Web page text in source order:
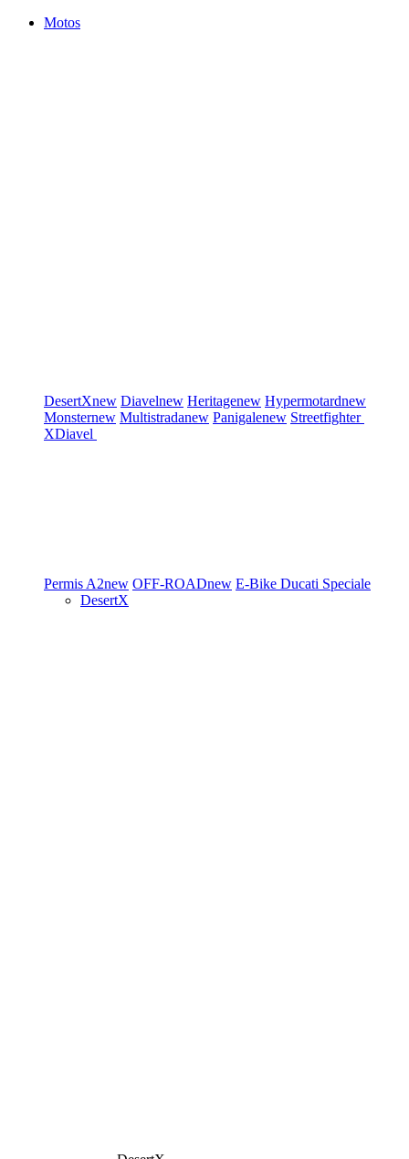
Motos
DesertXnew Diavelnew Heritagenew Hypermotardnew
Monsternew Multistradanew Panigalenew Streetfighter
XDiavel
Permis A2new OFF-ROADnew E-Bike Ducati Speciale
DesertX